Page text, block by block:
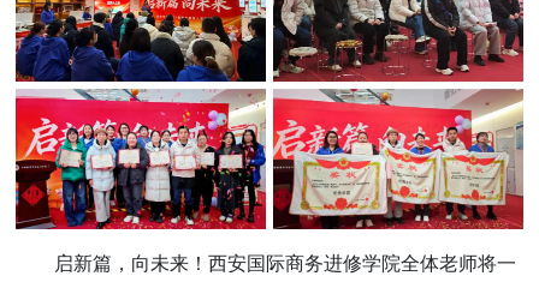
启新篇，向未来！西安国际商务进修学院全体老师将一